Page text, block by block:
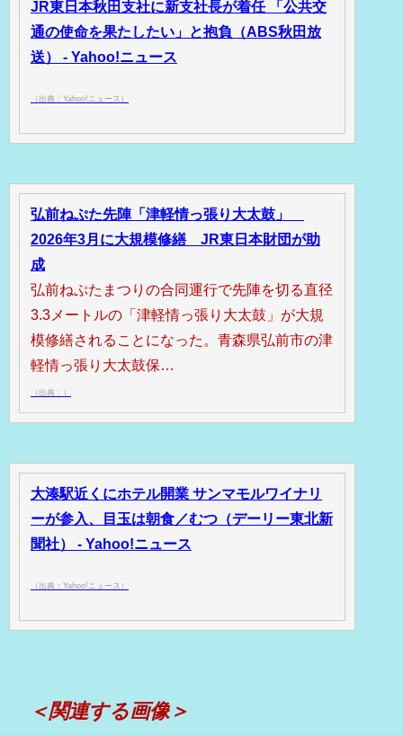
JR東日本秋田支社に新支社長が着任 「公共交
通の使命を果たしたい」と抱負（ABS秋田放
送） - Yahoo!ニュース
（出典：Yahoo!ニュース）
弘前ねぷた先陣「津軽情っ張り大太鼓」
2026年3月に大規模修繕 JR東日本財団が助
成
弘前ねぷたまつりの合同運行で先陣を切る直径
3.3メートルの「津軽情っ張り大太鼓」が大規
模修繕されることになった。青森県弘前市の津
軽情っ張り大太鼓保…
（出典：）
大湊駅近くにホテル開業 サンマモルワイナリ
ーが参入、目玉は朝食／むつ（デーリー東北新
聞社） - Yahoo!ニュース
（出典：Yahoo!ニュース）
＜関連する画像＞